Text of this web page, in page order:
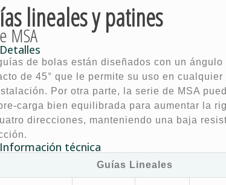
MSA - S
lineales y patines
MSA
Detalles
de bolas están diseñados con un ángulo
de 45° que le permite su uso en cualquier
Por otra parte, la serie de MSA
carga bien equilibrada para aumentar la
direcciones, manteniendo una baja
Información técnica
Guías Lineales